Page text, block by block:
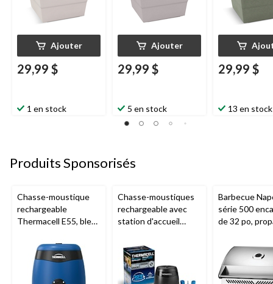
Ajouter
29,99 $
1 en stock
Ajouter
29,99 $
5 en stock
29,99 $
13 en stock
Produits Sponsorisés
Chasse-moustique
rechargeable
Thermacell E55, bleu
Chasse-moustiques
rechargeable avec
station d'accueil
charbon
Barbecue
série 500
de 32 po,